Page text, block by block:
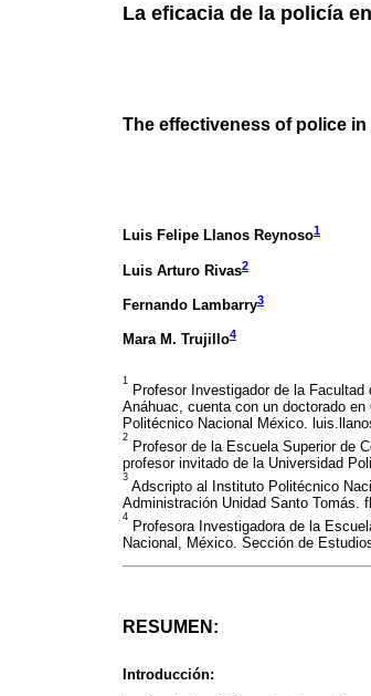
La eficacia de la policía
The effectiveness of police
Luis Felipe Llanos Reynoso1
Luis Arturo Rivas2
Fernando Lambarry3
Mara M. Trujillo4
1
Profesor Investigador de la
Anáhuac, cuenta con un doctorado
Politécnico Nacional México.
2
Profesor de la Escuela Superior de
profesor invitado de la Universidad
3
Adscripto al Instituto Politécnico
Administración Unidad Santo Tomás.
4
Profesora Investigadora de la
Nacional, México. Sección de
RESUMEN:
Introducción: